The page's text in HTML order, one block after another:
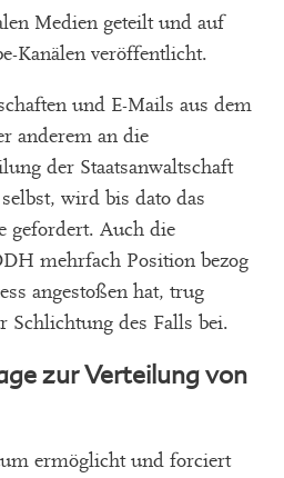
Medien geteilt und auf
Kanälen veröffentlicht.
und E-Mails aus dem
anderem an die
der Staatsanwaltschaft
wird bis dato das
gefordert. Auch die
mehrfach Position bezog
angestoßen hat, trug
Schlichtung des Falls bei.
zur Verteilung von
ermöglicht und forciert